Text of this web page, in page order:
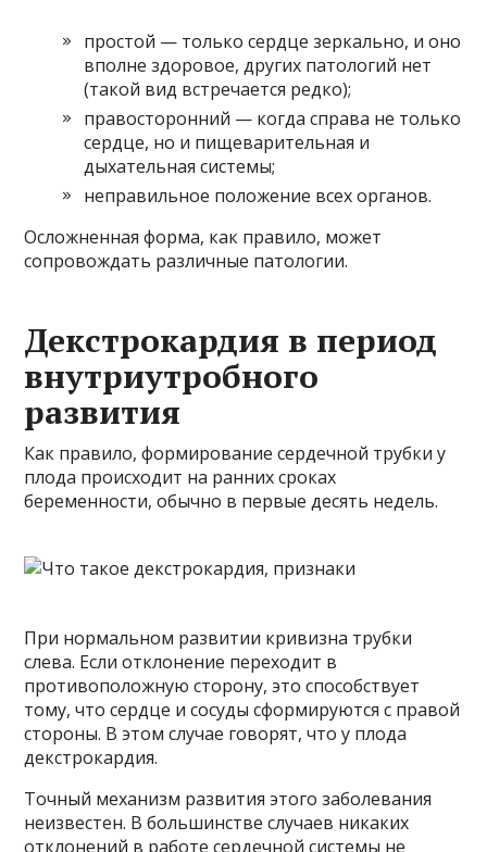
простой — только сердце зеркально, и оно
вполне здоровое, других патологий нет
(такой вид встречается редко);
правосторонний — когда справа не только
сердце, но и пищеварительная и
дыхательная системы;
неправильное положение всех органов.
Осложненная форма, как правило, может
сопровождать различные патологии.
Декстрокардия в период
внутриутробного
развития
Как правило, формирование сердечной трубки у
плода происходит на ранних сроках
беременности, обычно в первые десять недель.
При нормальном развитии кривизна трубки
слева. Если отклонение переходит в
противоположную сторону, это способствует
тому, что сердце и сосуды сформируются с правой
стороны. В этом случае говорят, что у плода
декстрокардия.
Точный механизм развития этого заболевания
неизвестен. В большинстве случаев никаких
отклонений в работе сердечной системы не